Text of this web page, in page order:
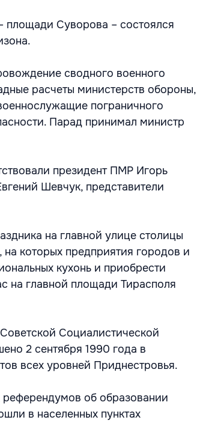
площади Суворова – состоялся
сводного военного
расчеты министерств обороны,
пограничного
Парад принимал министр
президент ПМР Игорь
Шевчук, представители
на главной улице столицы
которых предприятия городов и
кухонь и приобрести
на главной площади Тирасполя
Социалистической
2 сентября 1990 года в
всех уровней Приднестровья.
об образовании
в населенных пунктах